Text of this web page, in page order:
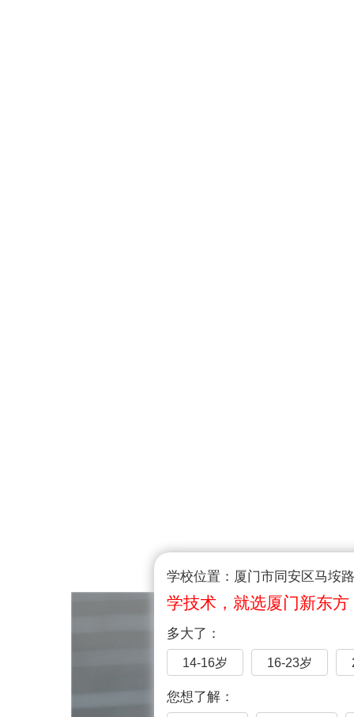
学校位置：厦门市同安区马垵
学技术，就选厦门新东方
多大了：
14-16岁 16-23岁
您想了解：